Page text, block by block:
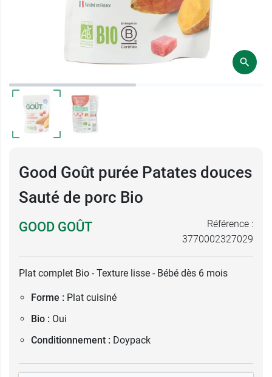
Good Goût purée Patates douces
Sauté de porc Bio
GOOD GOÛT
Référence :
3770002327029
Plat complet Bio - Texture lisse - Bébé dès 6 mois
Forme : Plat cuisiné
Bio : Oui
Conditionnement : Doypack